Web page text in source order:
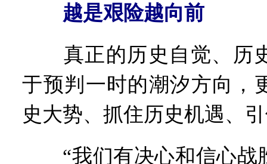
越是艰险越向前
真正的历史自觉、历
于预判一时的潮汐方向，
史大势、抓住历史机遇、
“我们有决心和信心战